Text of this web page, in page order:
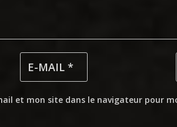
et mon site dans le navigateur pour